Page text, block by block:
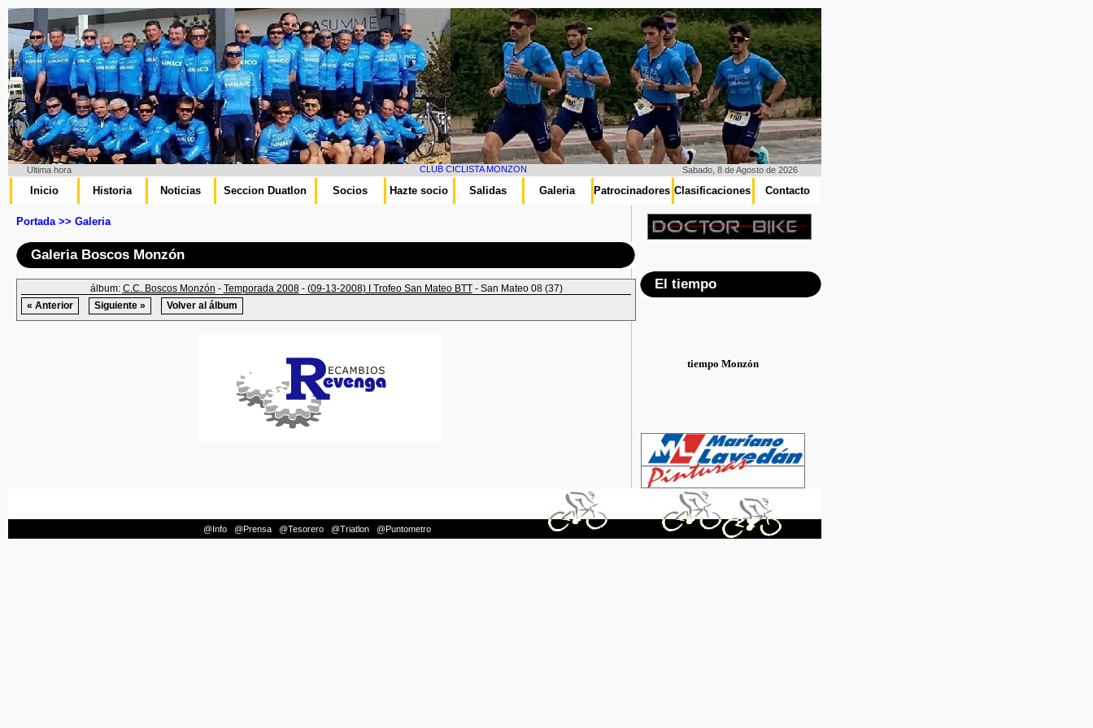
Ultima hora CLUB CICLISTA MONZON Sabado, 8 de Agosto de 2026
Inicio Historia Noticias Seccion Duatlon Socios Hazte socio Salidas Galeria Patrocinadores Clasificaciones Contacto
Portada >> Galeria
Galeria Boscos Monzón
álbum: C.C. Boscos Monzón - Temporada 2008- (09-13-2008) I Trofeo San Mateo BTT- San Mateo 08 (37)
« Anterior
Siguiente » Volver al álbum
El tiempo
tiempo Monzón
@Info @Prensa @Tesorero @Triatlon @Puntometro